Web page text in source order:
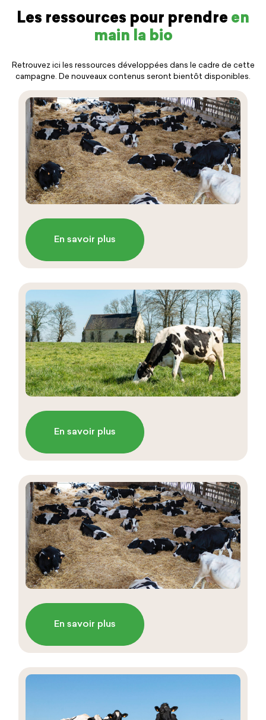
Les ressources pour prendre en
main la bio
Retrouvez ici les ressources développées dans le cadre de cette
campagne. De nouveaux contenus seront bientôt disponibles.
En savoir plus
En savoir plus
En savoir plus